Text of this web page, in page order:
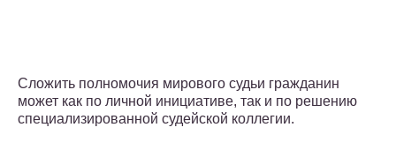
Сложить полномочия мирового судьи гражданин
может как по личной инициативе, так и по решению
специализированной судейской коллегии.